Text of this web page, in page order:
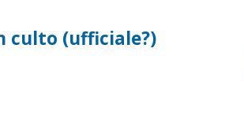
culto (ufficiale?)